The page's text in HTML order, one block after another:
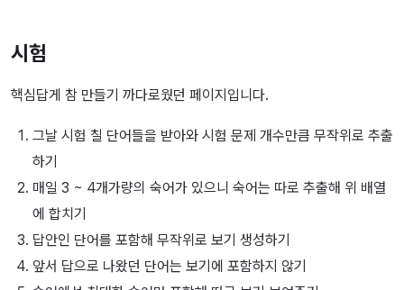
시험
핵심답게 참 만들기 까다로웠던 페이지입니다.
그날 시험 칠 단어들을 받아와 시험 문제 개수만큼 무작위로 추출
하기
매일 3 ~ 4개가량의 숙어가 있으니 숙어는 따로 추출해 위 배열
에 합치기
답안인 단어를 포함해 무작위로 보기 생성하기
앞서 답으로 나왔던 단어는 보기에 포함하지 않기